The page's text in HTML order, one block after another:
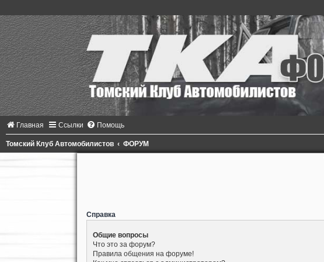
Главная Ссылки Помощь
Томский Клуб Автомобилистов ФОРУМ
Справка
Общие вопросы
Что это за форум?
Правила общения на форуме!